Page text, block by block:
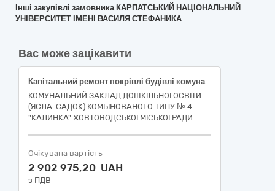
Інші закупівлі замовника КАРПАТСЬКИЙ НАЦІОНАЛЬНИЙ
УНІВЕРСИТЕТ ІМЕНІ ВАСИЛЯ СТЕФАНИКА
Вас може зацікавити
Капітальний ремонт покрівлі будівлі комунального закладу дошкільної освіти (ясла-садок) комбінованого типу №4 «Калинка» Жовтоводської міської ради, вул. Ярослава Мудрого, 17, м. Жовті Води Кам’янського району Дніпропетровської області
КОМУНАЛЬНИЙ ЗАКЛАД ДОШКІЛЬНОЇ ОСВІТИ
(ЯСЛА-САДОК) КОМБІНОВАНОГО ТИПУ № 4
"КАЛИНКА" ЖОВТОВОДСЬКОЇ МІСЬКОЇ РАДИ
Очікувана вартість
2 902 975,20 UAH
з ПДВ